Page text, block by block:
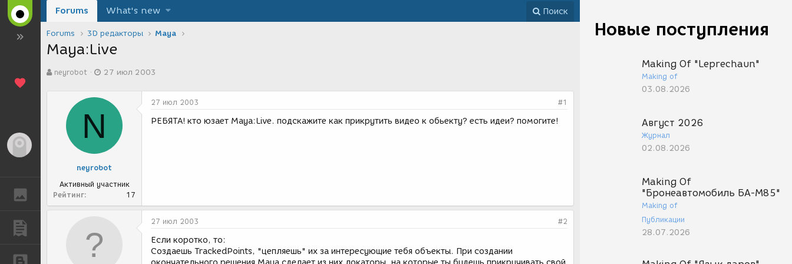
ГАЛЕРЕЯ
Новые поступления
Making Of "Leprechaun"
Making of
03.08.2026
Август 2026
Журнал
02.08.2026
Making Of
"Бронеавтомобиль БА-М85"
Making of
Публикации
28.07.2026
Forums What's new Поиск
Forums 3D редакторы Maya
Maya:Live
в
neyrobot
а
а
д
а
и
я
27 июл 2003
N
neyrobot
Активный участник
Рейтинг
17
27 июл 2003 #1
РЕБЯТА! кто юзает Maya:Live. подскажите как прикрутить видео к обьекту? есть идеи? помогите!
27 июл 2003 #2
Если коротко, то:
Создаешь TrackedPoints, "цепляешь" их за интересующие тебя объекты. При создании